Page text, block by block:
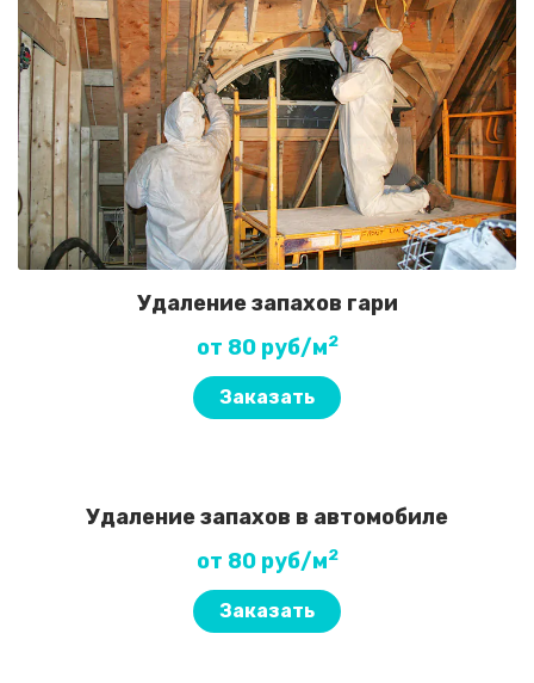
Удаление запахов гари
от 80 руб/м2
Заказать
Удаление запахов в автомобиле
от 80 руб/м2
Заказать